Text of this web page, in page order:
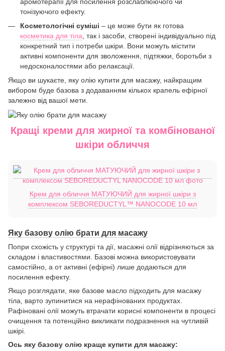
тонізуючого ефекту.
Косметологічні суміші – це може бути як готова
косметика для тіла , так і засоби, створені індивідуально під
конкретний тип і потреби шкіри. Вони можуть містити
активні компоненти для зволоження, підтяжки, боротьби з
недосконалостями або релаксації.
Якщо ви шукаєте, яку олію купити для масажу, найкращим
вибором буде базова з додаванням кількох крапель ефірної
залежно від вашої мети.
Кращі креми для жирної та комбінованої
шкіри обличчя
Крем для обличчя МАТУЮЧИЙ для жирної шкіри з
комплексом SEBOREDUCTYL™ NANOCODE 10 мл
Яку базову олію брати для масажу
Попри схожість у структурі та дії, масажні олії відрізняються за
складом і властивостями. Базові можна використовувати
самостійно, а от активні (ефірні) лише додаються для
посилення ефекту.
Якщо розглядати, яке базове масло підходить для масажу
тіла, варто зупинитися на нерафінованих продуктах.
Рафіновані олії можуть втрачати корисні компоненти в процесі
очищення та потенційно викликати подразнення на чутливій
шкірі.
Ось яку базову олію краще купити для масажу: